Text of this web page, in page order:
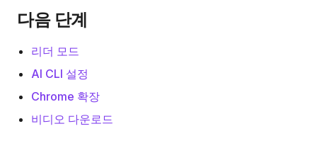
다음 단계
리더 모드
AI CLI 설정
Chrome 확장
비디오 다운로드